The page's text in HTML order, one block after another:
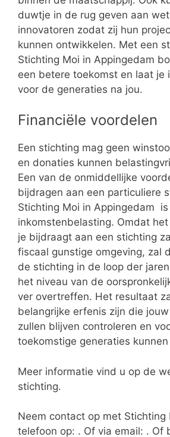
duwtje in de rug geven aan
innovatoren zodat zij hun
kunnen ontwikkelen. Met een
Stichting Moi in Appingedam
een betere toekomst en laat je
voor de generaties na jou.
Financiële voordelen
Een stichting mag geen
en donaties kunnen
Een van de onmiddellijke
bijdragen aan een particuliere
Stichting Moi in Appingedam
inkomstenbelasting. Omdat
je bijdraagt aan een stichting
fiscaal gunstige omgeving, zal
de stichting in de loop der
het niveau van de
ver overtreffen. Het resultaat
belangrijke erfenis zijn die
zullen blijven controleren en
toekomstige generaties
Meer informatie vind u op de
stichting.
Neem contact op met Stichting
telefoon op: . Of via email: . Of